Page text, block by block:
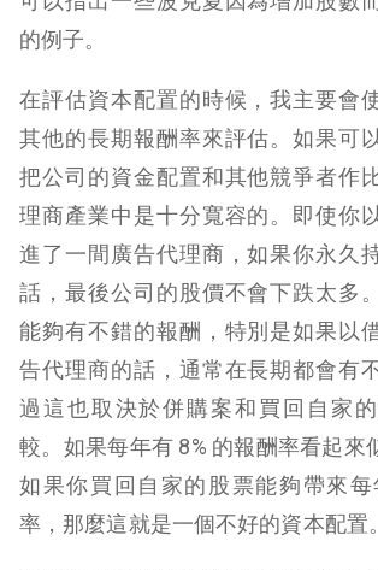
的例子。
在評估資本配置的時候，我主要會
其他的長期報酬率來評估。如果可
把公司的資金配置和其他競爭者作
理商產業中是十分寬容的。即使你
進了一間廣告代理商，如果你永久
話，最後公司的股價不會下跌太多
能夠有不錯的報酬，特別是如果以
告代理商的話，通常在長期都會有
過這也取決於併購案和買回自家
較。如果每年有 8% 的報酬率看起來
如果你買回自家的股票能夠帶來每
率，那麼這就是一個不好的資本配置。